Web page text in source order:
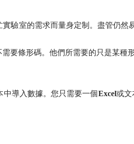
驗室的需求而量身定制。盡管仍然
要條形碼。他們所需要的只是某種
導入數據。您只需要一個Excel或文